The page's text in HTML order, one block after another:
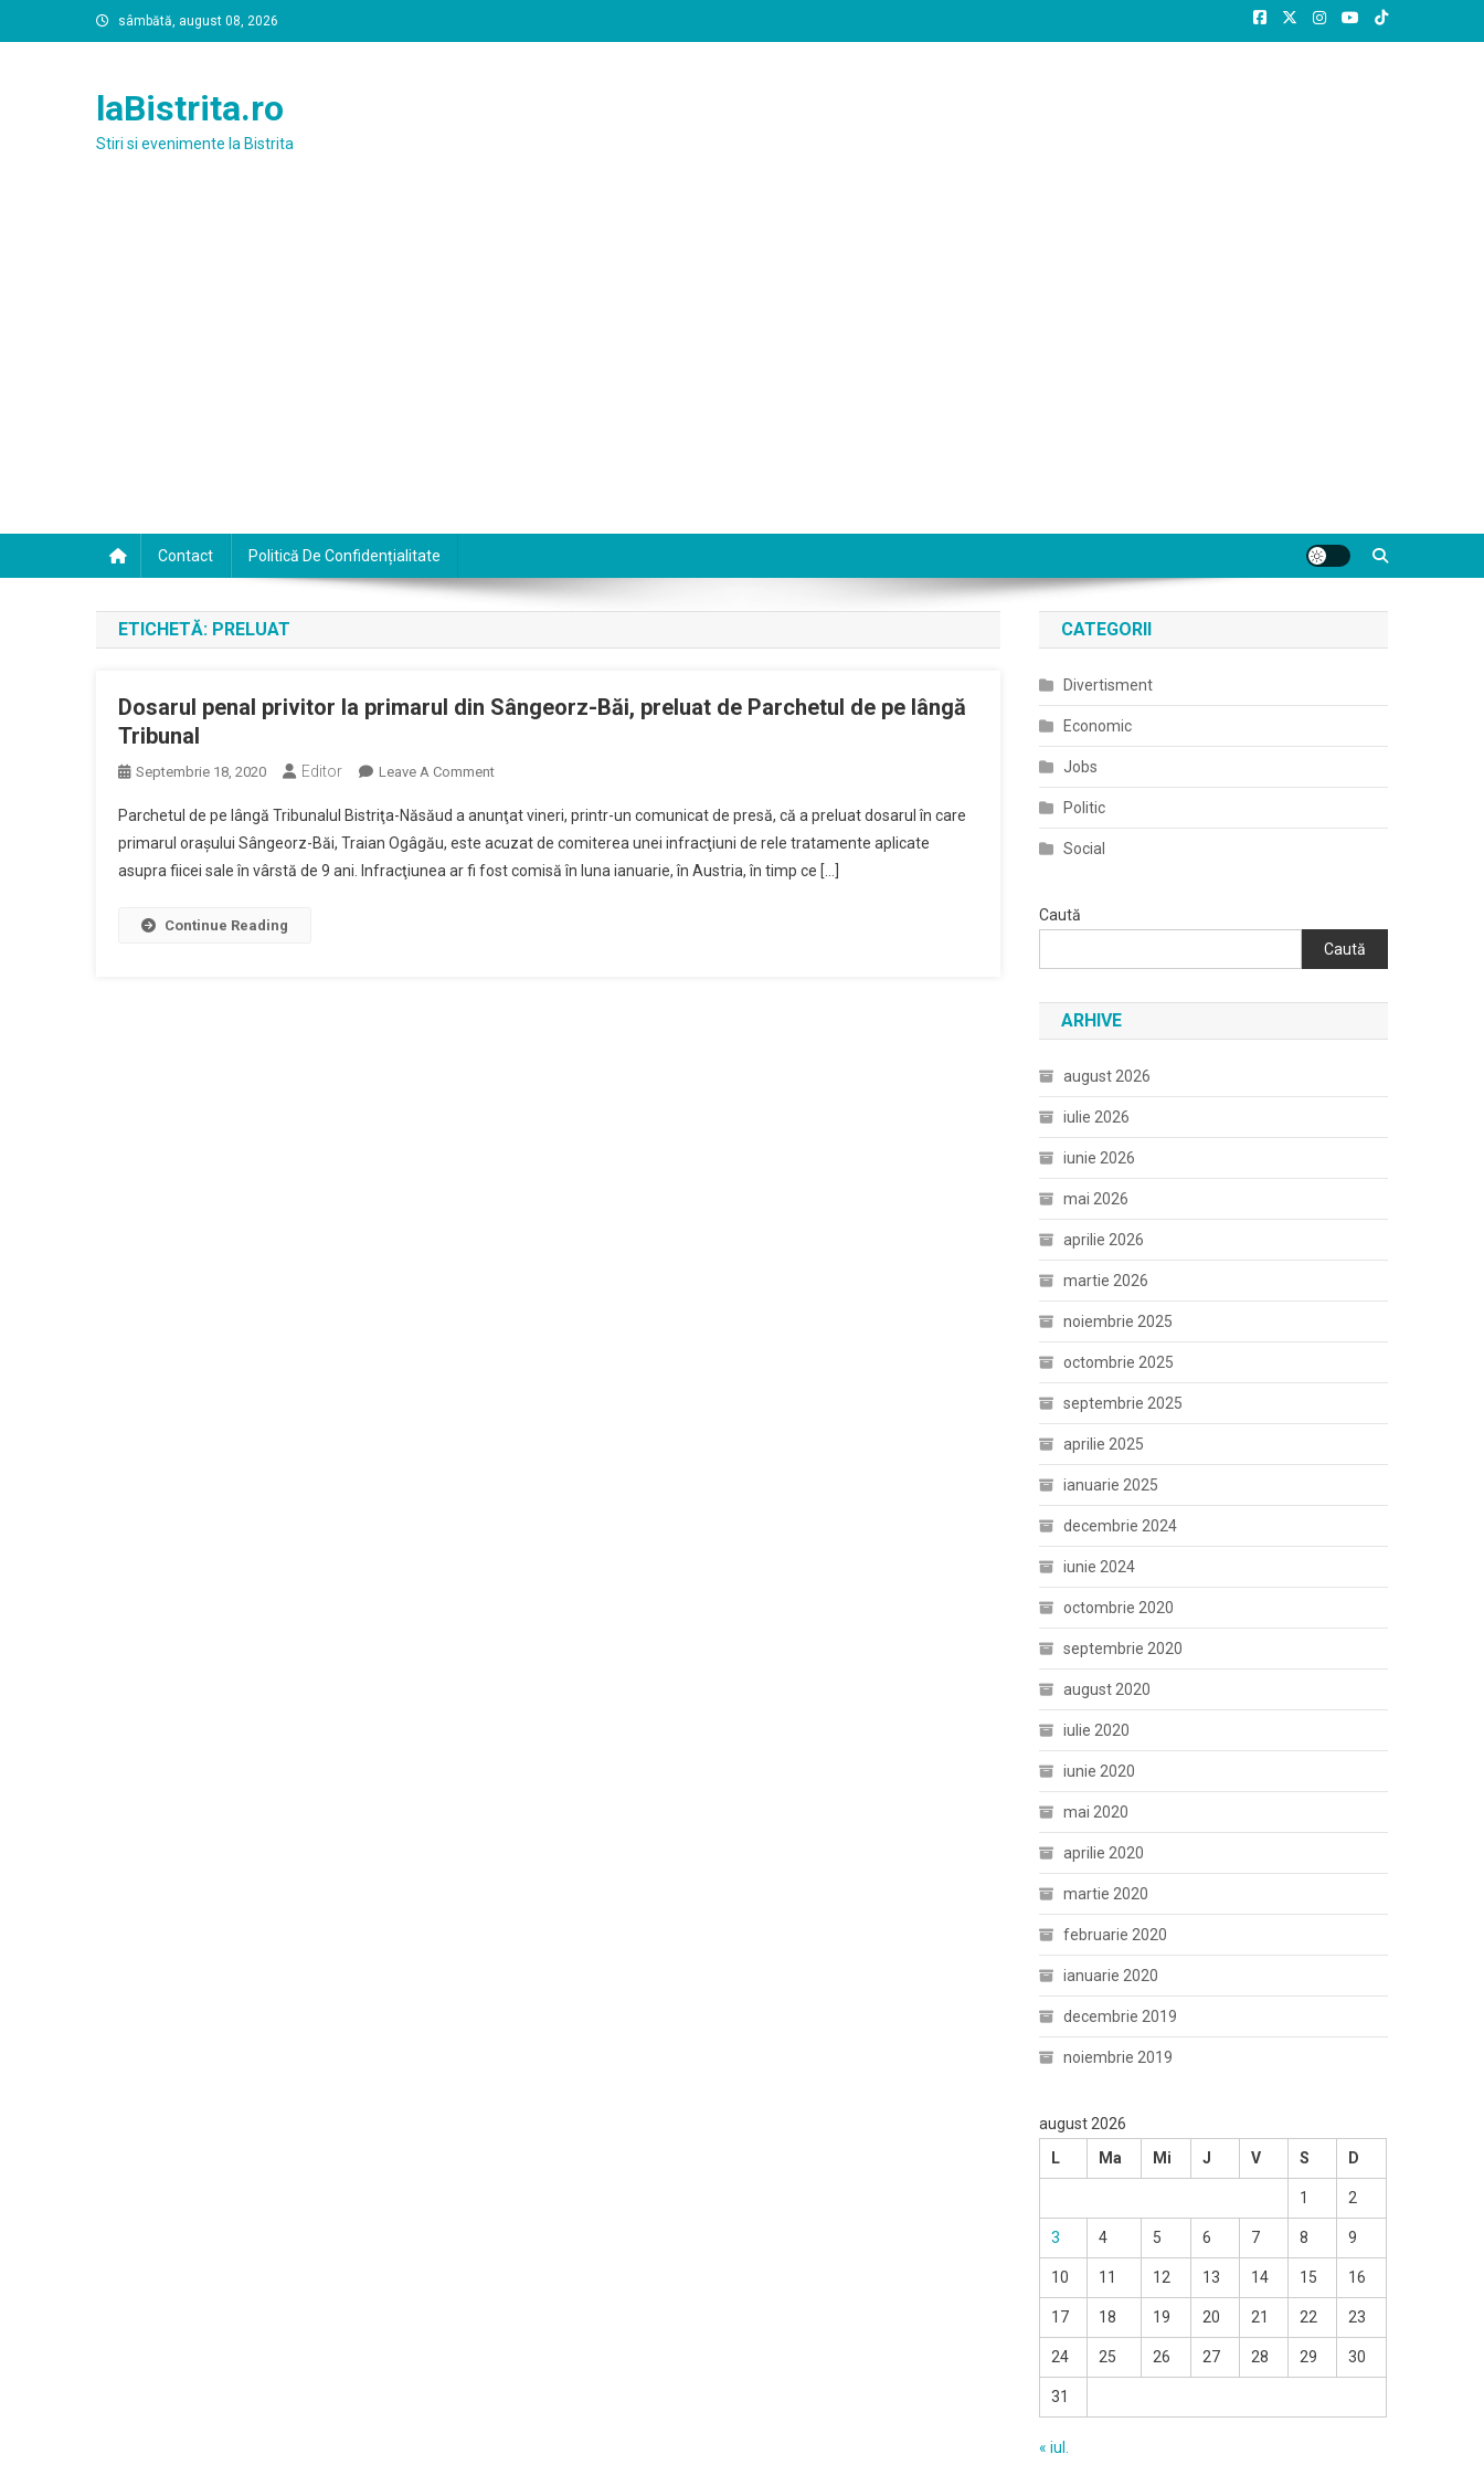
to
sâmbătă, august 08, 2026
laBistrita.ro
Stiri si evenimente la Bistrita
Contact Politică De Confidențialitate
ETICHETĂ: PRELUAT
Dosarul penal privitor la primarul din Sângeorz-Băi, preluat de Parchetul de pe lângă
Tribunal
Septembrie 18, 2020 Editor Leave A CommentOn
Penal
Privitor
La
Parchetul de pe lângă Tribunalul Bistriţa-Năsăud a anunţat vineri, printr-un comunicat de presă, că a preluat dosarul în care
primarul oraşului Sângeorz-Băi, Traian Ogâgău, este acuzat de comiterea unei infracţiuni de rele tratamente aplicate
asupra fiicei sale în vârstă de 9 ani. Infracţiunea ar fi fost comisă în luna ianuarie, în Austria, în timp ce […]
Continue Reading
CATEGORII
Divertisment
Economic
Jobs
Politic
Social
Caută
Caută
ARHIVE
august 2026
iulie 2026
iunie 2026
mai 2026
aprilie 2026
martie 2026
noiembrie 2025
octombrie 2025
septembrie 2025
aprilie 2025
ianuarie 2025
decembrie 2024
iunie 2024
octombrie 2020
septembrie 2020
august 2020
iulie 2020
iunie 2020
mai 2020
aprilie 2020
martie 2020
februarie 2020
ianuarie 2020
decembrie 2019
noiembrie 2019
august 2026
L
Ma Mi J V S D
1 2
3 4 5 6 7 8 9
10 11 12 13 14 15 16
17 18 19 20 21 22 23
24 25 26 27 28 29 30
31
« iul.